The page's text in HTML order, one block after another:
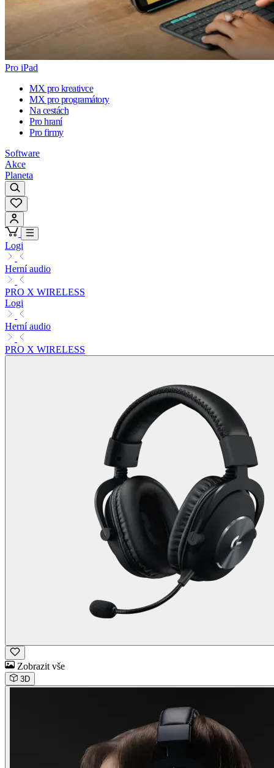
Pro iPad
MX pro kreativce
MX pro programátory
Na cestách
Pro hraní
Pro firmy
Software
Akce
Planeta
Logi
Herní audio
PRO X WIRELESS
Logi
Herní audio
PRO X WIRELESS
Zobrazit vše
3D